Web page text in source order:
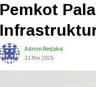
Pemkot
Admin Redaksi
21 Mei 2026